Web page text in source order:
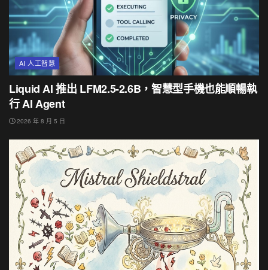
AI 人工智慧
Liquid AI 推出 LFM2.5-2.6B，智慧型手機也能順暢執
行 AI Agent
2026 年 8 月 5 日